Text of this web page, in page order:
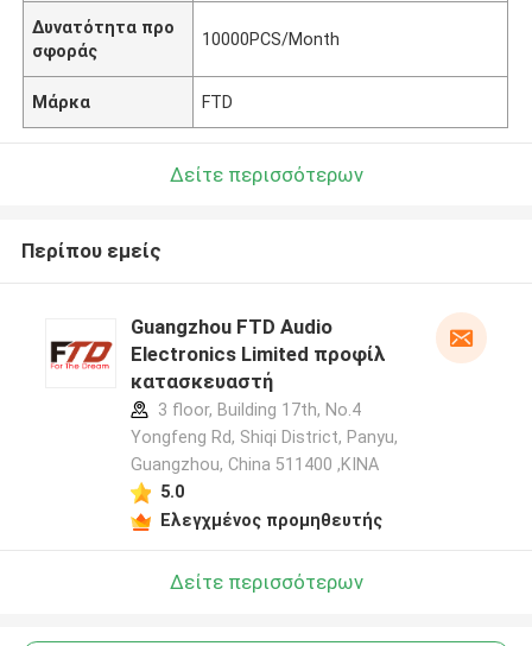
Δυνατότητα προ
σφοράς
10000PCS/Month
Μάρκα FTD
Δείτε περισσότερων
Περίπου εμείς
Guangzhou FTD Audio
Electronics Limited προφίλ
κατασκευαστή
3 floor, Building 17th, No.4
Yongfeng Rd, Shiqi District, Panyu,
Guangzhou, China 511400 ,ΚΙΝΑ
5.0
Ελεγχμένος προμηθευτής
Δείτε περισσότερων